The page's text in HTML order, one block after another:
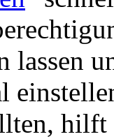
lassen